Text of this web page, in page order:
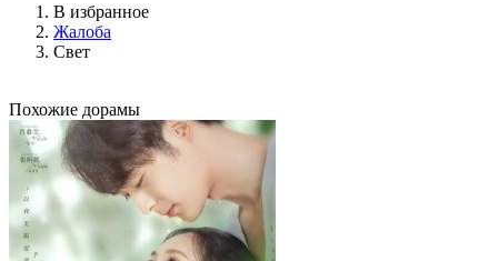
В избранное
Жалоба
Свет
Похожие дорамы